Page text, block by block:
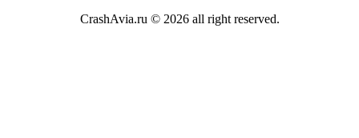
CrashAvia.ru © 2026 all right reserved.